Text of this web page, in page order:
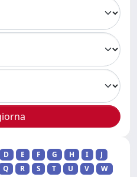
D E F G H I
J
Q R S T U V
W